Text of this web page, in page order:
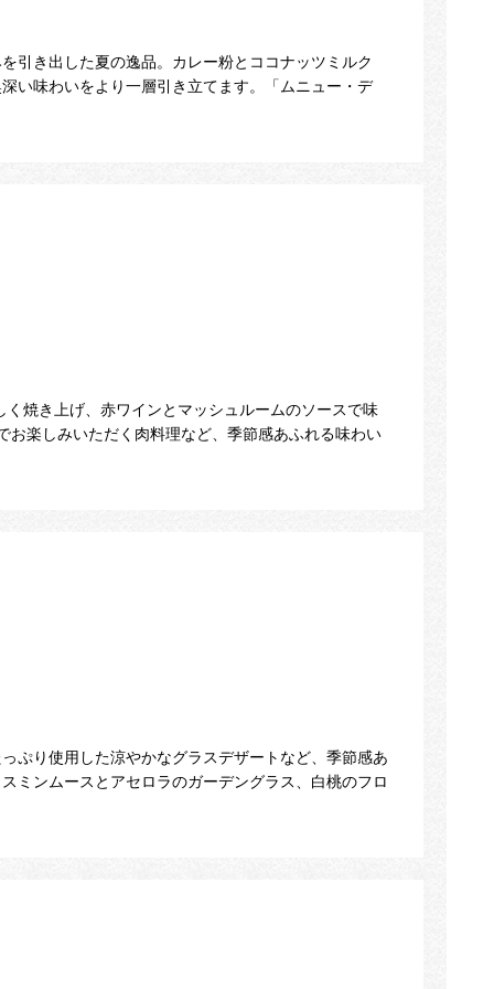
引き出した夏の逸品。カレー粉とココナッツミルク
い味わいをより一層引き立てます。「ムニュー・デ
焼き上げ、赤ワインとマッシュルームのソースで味
楽しみいただく肉料理など、季節感あふれる味わい
ぷり使用した涼やかなグラスデザートなど、季節感あ
ミンムースとアセロラのガーデングラス、白桃のフロ